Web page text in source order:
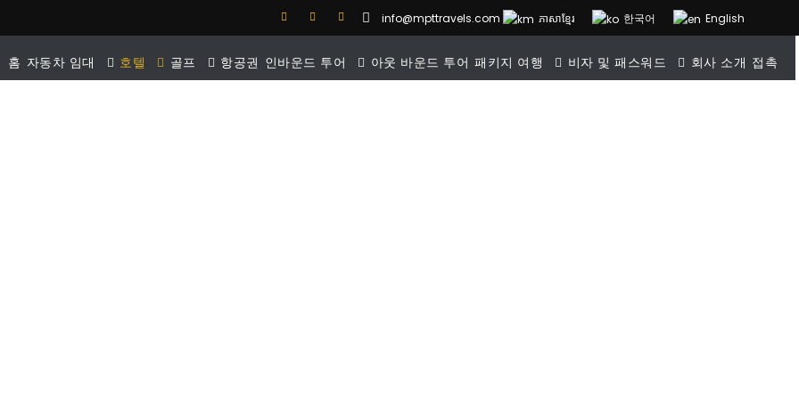
info@mpttravels.com ភាសាខ្មែរ 한국어 English
홈 자동차 임대 호텔 골프 항공권 인바운드 투어 아웃 바운드 투어 패키지 여행 비자 및 패스워드 회사 소개 접촉